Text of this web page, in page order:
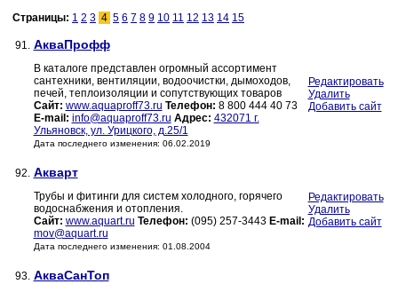
Страницы: 1 2 3 4 5 6 7 8 9 10 11 12 13 14 15
91. АкваПрофф
В каталоге представлен огромный ассортимент
сантехники, вентиляции, водоочистки, дымоходов,
печей, теплоизоляции и сопутствующих товаров
Сайт: www.aquaproff73.ru Телефон: 8 800 444 40 73
E-mail: info@aquaproff73.ru Адрес: 432071 г.
Ульяновск, ул. Урицкого, д.25/1
Дата последнего изменения: 06.02.2019
Редактировать
Удалить
Добавить сайт
92. Акварт
Трубы и фитинги для систем холодного, горячего
водоснабжения и отопления.
Сайт: www.aquart.ru Телефон: (095) 257-3443 E-mail:
mov@aquart.ru
Дата последнего изменения: 01.08.2004
Редактировать
Удалить
Добавить сайт
93. АкваСанТоп